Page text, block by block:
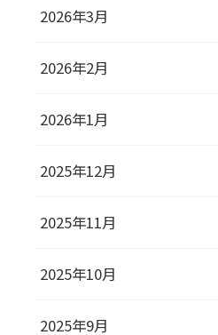
2026年3月
2026年2月
2026年1月
2025年12月
2025年11月
2025年10月
2025年9月